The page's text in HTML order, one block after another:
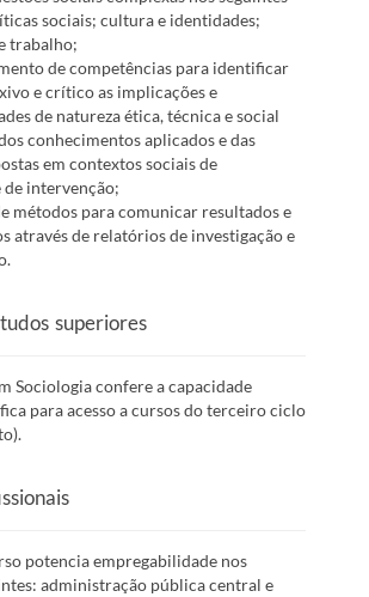
sociais; cultura e identidades;
trabalho;
de competências para identificar
e crítico as implicações e
de natureza ética, técnica e social
conhecimentos aplicados e das
em contextos sociais de
de intervenção;
métodos para comunicar resultados e
através de relatórios de investigação e
superiores
Sociologia confere a capacidade
para acesso a cursos do terceiro ciclo
potencia empregabilidade nos
administração pública central e